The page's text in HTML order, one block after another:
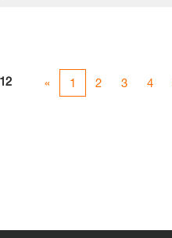
« 1 2 3 4